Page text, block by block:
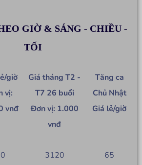
GIỜ & SÁNG - CHIỀU -
TỐI
giờ
vị:
vnđ
Giá tháng T2 -
T7 26 buổi
Đơn vị: 1.000
vnđ
Tăng ca
Chủ Nhật
Giá lẻ/giờ
3120 65